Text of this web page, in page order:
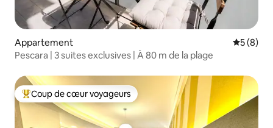
Appartement
5 (8)
Pescara | 3 suites exclusives | À 80 m de la plage
Coups de cœur voyageurs les plus appréciés
Coup de cœur voyageurs